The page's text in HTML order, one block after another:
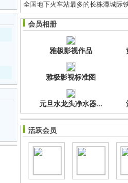
全国地下火车站最多的长株潭城际
四川40岁男子身高仅76厘米 恐将成
程序员的“菜鸟心态综合症”
会员相册
雅极影视作品
雅极影视标准图
元旦水龙头净水器...
活跃会员